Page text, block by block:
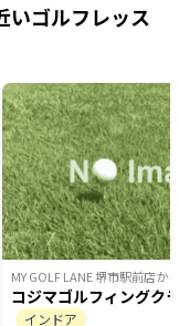
いゴルフレッス
MY GOLF LANE 堺市駅前店から
コジマゴルフィングク
インドア